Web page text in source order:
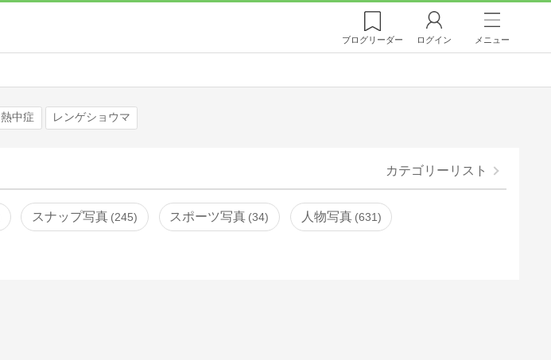
ブログリーダー ログイン メニュー
熱中症 レンゲショウマ
カテゴリーリスト
スナップ写真 245 スポーツ写真 34 人物写真 631